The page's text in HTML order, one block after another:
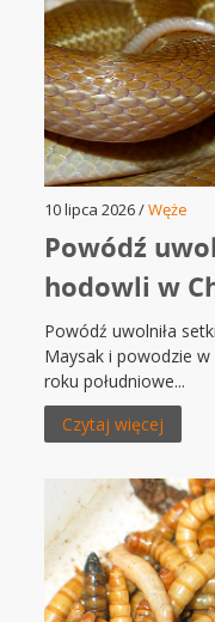
10 lipca 2026 /Węże
Powódź
hodowli w
Powódź uwolniła
Maysak i powodzie
roku południowe...
Czytaj więcej